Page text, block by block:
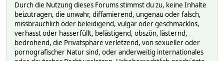
Durch die Nutzung dieses Forums stimmst du zu, keine Inhalte
beizutragen, die unwahr, diffamierend, ungenau oder falsch,
missbräuchlich oder beleidigend, vulgär oder geschmacklos,
verhasst oder hasserfüllt, belästigend, obszön, lästernd,
bedrohend, die Privatsphäre verletzend, von sexueller oder
pornografischer Natur sind, oder anderweitig internationales